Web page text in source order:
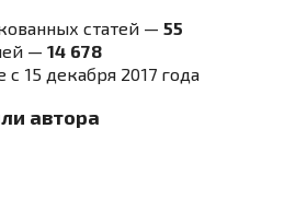
статей — 55
— 14 678
с 15 декабря 2017 года
автора